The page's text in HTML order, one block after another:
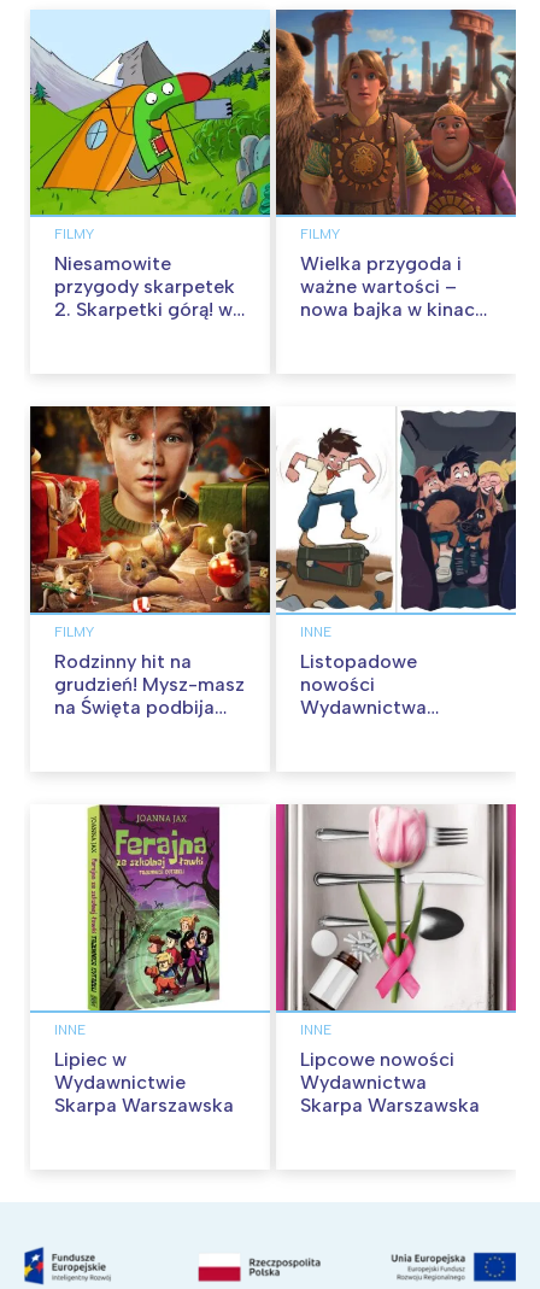
FILMY
Niesamowite
przygody skarpetek
2. Skarpetki górą! w
FILMY
Wielka przygoda i
ważne wartości –
nowa bajka w kinach
FILMY
Rodzinny hit na
grudzień! Mysz-masz
na Święta podbija
INNE
Listopadowe
nowości
Wydawnictwa
INNE
Lipiec w
Wydawnictwie
Skarpa Warszawska
INNE
Lipcowe nowości
Wydawnictwa
Skarpa Warszawska